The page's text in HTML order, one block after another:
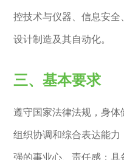
控技术与仪器、信息安
设计制造及其自动化。
三、基本要求
遵守国家法律法规，身
组织协调和综合表达能
强的事业心、责任感；具